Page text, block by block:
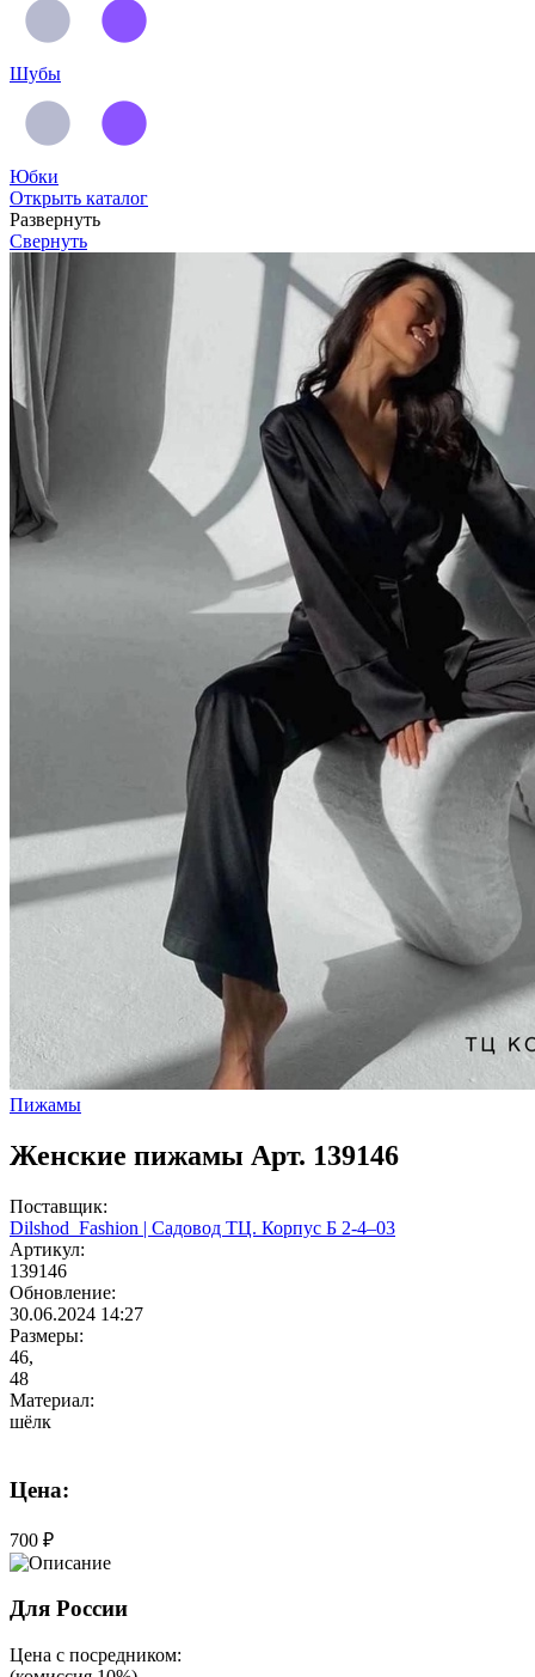
Шубы
Юбки
Открыть каталог
Развернуть
Свернуть
Пижамы
Женские пижамы Арт. 139146
Поставщик:
Dilshod_Fashion | Садовод ТЦ. Корпус Б 2-4–03
Артикул:
139146
Обновление:
30.06.2024 14:27
Размеры:
46,
48
Материал:
шёлк
Цена:
700 ₽
Для России
Цена с посредником: